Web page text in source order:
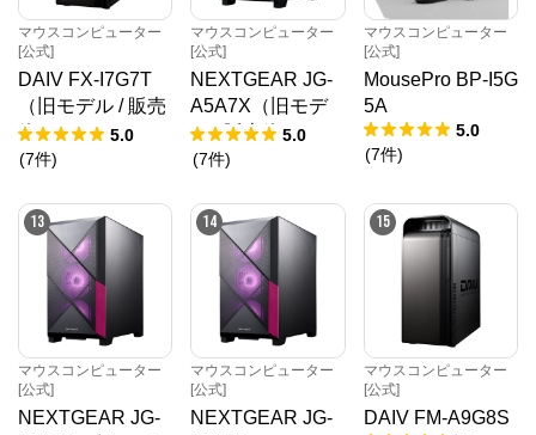
マウスコンピューター
[公式]
DAIV FX-I7G7T
（旧モデル / 販売
終了）
5.0
(7件)
マウスコンピューター
[公式]
NEXTGEAR JG-
A5A7X（旧モデ
ル / 販売終了）
5.0
(7件)
マウスコンピューター
[公式]
MousePro BP-I5G
5A
5.0
(7件)
13
マウスコンピューター
[公式]
NEXTGEAR JG-
14
マウスコンピューター
[公式]
NEXTGEAR JG-
15
マウスコンピューター
[公式]
DAIV FM-A9G8S